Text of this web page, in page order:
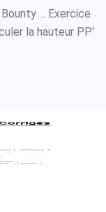
... Exercice
la hauteur PP'